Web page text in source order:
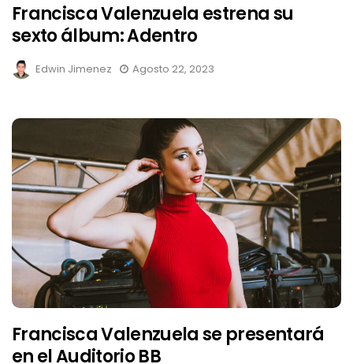
Francisca Valenzuela estrena su
sexto álbum: Adentro
Edwin Jimenez Agosto 22, 2023
Francisca Valenzuela se presentará
en el Auditorio BB